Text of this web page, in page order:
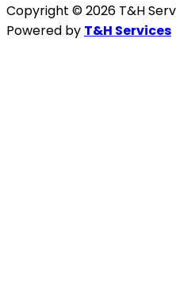
Copyright © 2026 T&H
Powered by T&H Services